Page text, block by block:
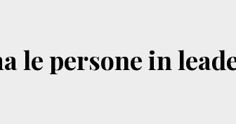
le persone in